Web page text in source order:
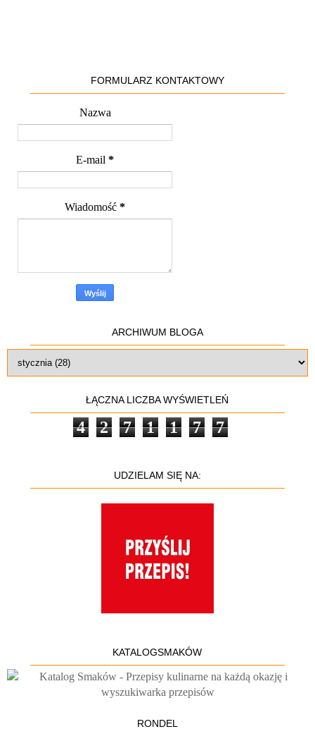
FORMULARZ KONTAKTOWY
Nazwa
E-mail *
Wiadomość *
ARCHIWUM BLOGA
ŁĄCZNA LICZBA WYŚWIETLEŃ
4 2 7 1 1 7 7
UDZIELAM SIĘ NA:
KATALOGSMAKÓW
RONDEL